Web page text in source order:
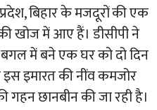
प्रदेश, बिहार के मजदूरों की एक
खोज में आए हैं। डीसीपी ने
में बने एक घर को दो दिन
इस इमारत की नींव कमजोर
गहन छानबीन की जा रही है।